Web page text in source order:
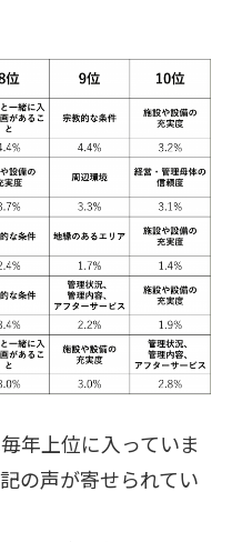
年上位に入っていま
の声が寄せられてい